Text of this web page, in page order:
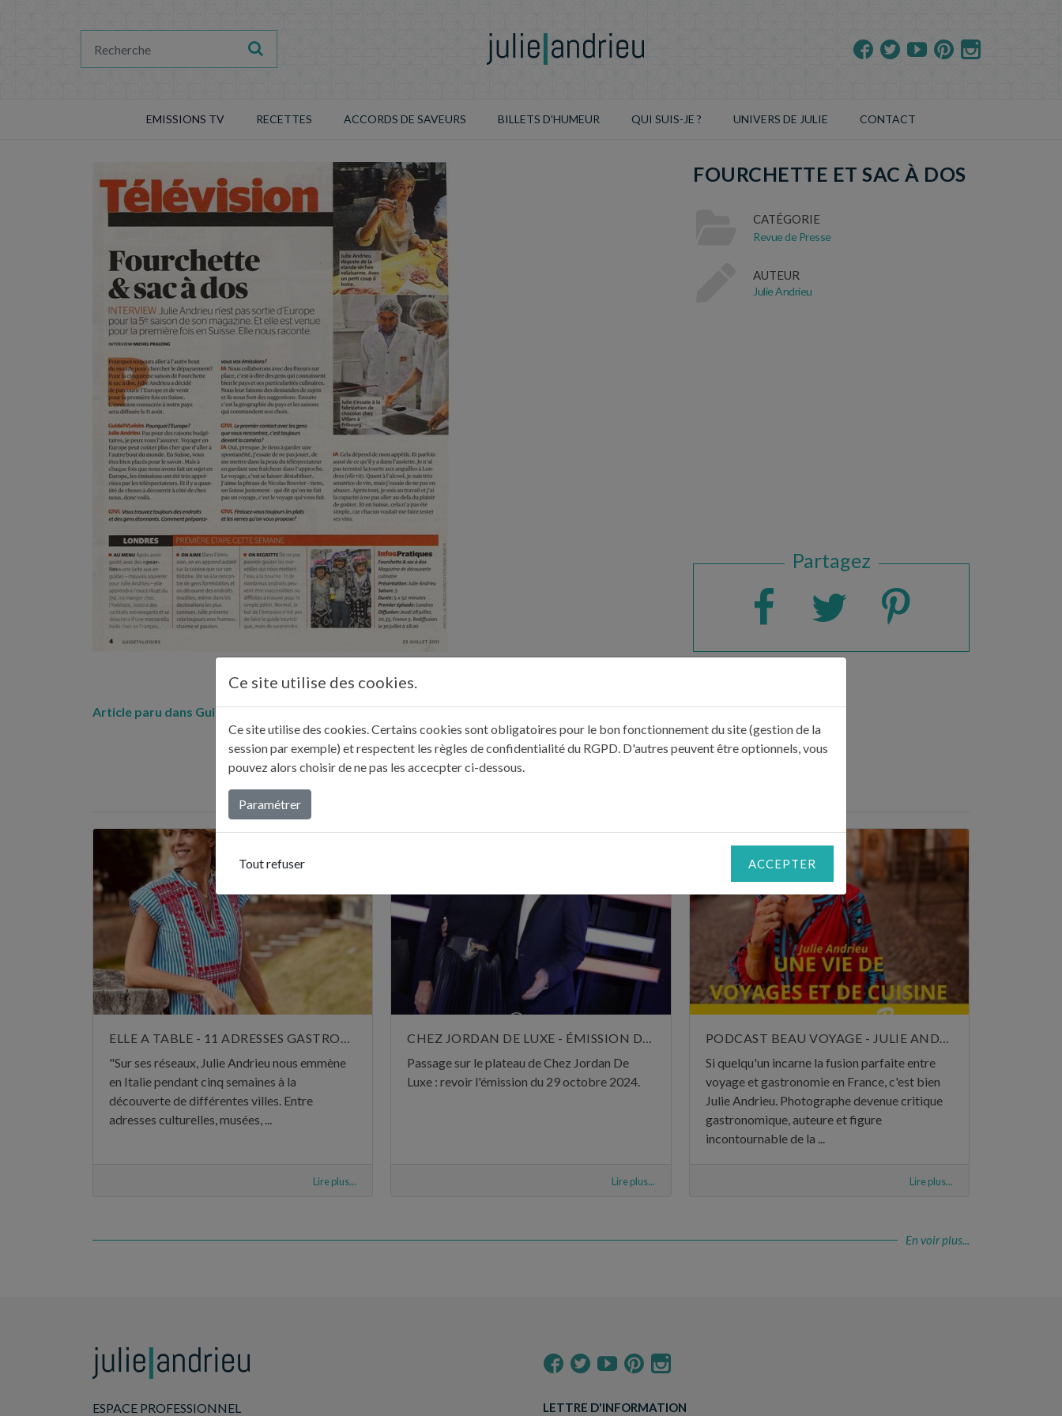
EMISSIONS TV RECETTES ACCORDS DE SAVEURS BILLETS D'HUMEUR QUI SUIS-JE ? UNIVERS DE JULIE CONTACT
FOURCHETTE ET SAC À DOS
CATÉGORIE
Revue de Presse
AUTEUR
Julie Andrieu
Partagez
Article paru dans Guide TV Loisirs – 23 juillet 2011
DERNIÈRES PUBLICATIONS : "REVUE DE PRESSE"
"Sur ses réseaux, Julie Andrieu nous emmène
en Italie pendant cinq semaines à la
découverte de différentes villes. Entre
adresses culturelles, musées, ...
Lire plus...
Passage sur le plateau de Chez Jordan De
Luxe : revoir l'émission du 29 octobre 2024.
Lire plus...
Si quelqu'un incarne la fusion parfaite entre
voyage et gastronomie en France, c'est bien
Julie Andrieu. Photographe devenue critique
gastronomique, auteure et figure
incontournable de la ...
Lire plus...
En voir plus...
ESPACE PROFESSIONNEL LETTRE D'INFORMATION
Ce site utilise des cookies.
Ce site utilise des cookies. Certains cookies sont obligatoires pour le bon fonctionnement du site (gestion de la
session par exemple) et respectent les règles de confidentialité du RGPD. D'autres peuvent être optionnels, vous
pouvez alors choisir de ne pas les accecpter ci-dessous.
Paramétrer
Tout refuser ACCEPTER